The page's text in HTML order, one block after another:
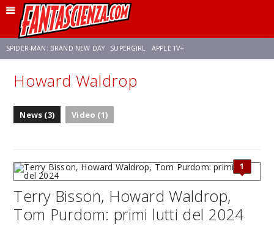
SPIDER-MAN: BRAND NEW DAY SUPERGIRL APPLE TV+
FRANCO RICCIARDIELLO ZENDAYA STAR TREK
Howard Waldrop
News (3) Video (1)
1
Terry Bisson, Howard Waldrop,
Tom Purdom: primi lutti del 2024